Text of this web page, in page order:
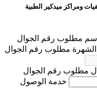
ومراكز ميدكير الطبية
مطلوب رقم الجوال
الشهرة مطلوب رقم الجوال
مطلوب رقم الجوال
خدمة الوصول